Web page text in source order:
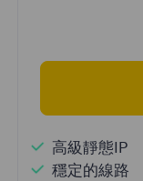
高級靜態IP
穩定的線路